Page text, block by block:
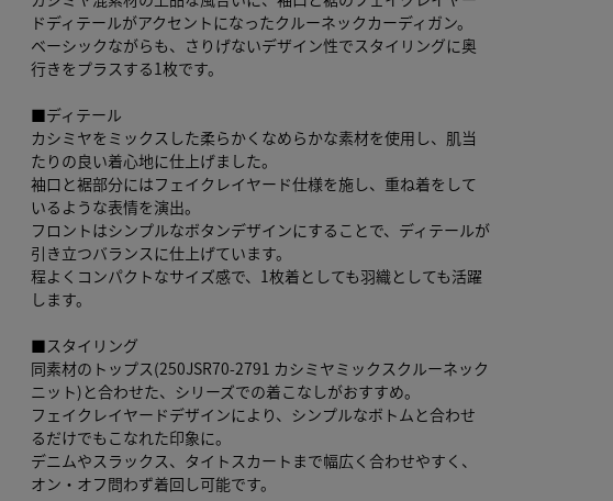
ドディテールがアクセントになったクルーネックカーディガン。
ベーシックながらも、さりげないデザイン性でスタイリングに奥
行きをプラスする1枚です。
■ディテール
カシミヤをミックスした柔らかくなめらかな素材を使用し、肌当
たりの良い着心地に仕上げました。
袖口と裾部分にはフェイクレイヤード仕様を施し、重ね着をして
いるような表情を演出。
フロントはシンプルなボタンデザインにすることで、ディテールが
引き立つバランスに仕上げています。
程よくコンパクトなサイズ感で、1枚着としても羽織としても活躍
します。
■スタイリング
同素材のトップス(250JSR70-2791 カシミヤミックスクルーネック
ニット)と合わせた、シリーズでの着こなしがおすすめ。
フェイクレイヤードデザインにより、シンプルなボトムと合わせ
るだけでもこなれた印象に。
デニムやスラックス、タイトスカートまで幅広く合わせやすく、
オン・オフ問わず着回し可能です。